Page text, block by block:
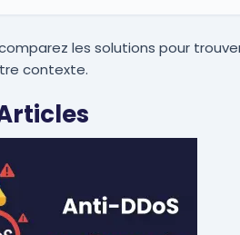
les solutions pour
contexte.